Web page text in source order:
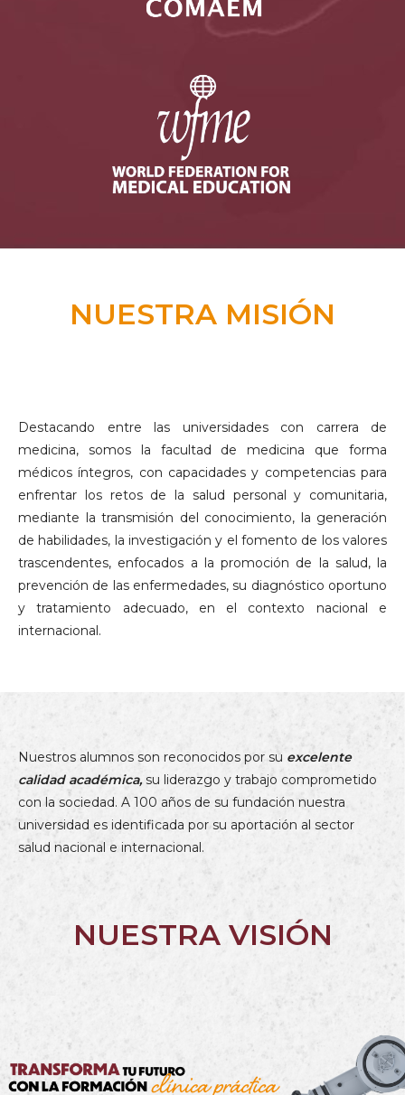
NUESTRA MISIÓN
Destacando entre las universidades con carrera de
medicina, somos la facultad de medicina que forma
médicos íntegros, con capacidades y competencias para
enfrentar los retos de la salud personal y comunitaria,
mediante la transmisión del conocimiento, la generación
de habilidades, la investigación y el fomento de los valores
trascendentes, enfocados a la promoción de la salud, la
prevención de las enfermedades, su diagnóstico oportuno
y tratamiento adecuado, en el contexto nacional e
internacional.
Nuestros alumnos son reconocidos por su excelente
calidad académica,su liderazgo y trabajo comprometido
con la sociedad. A 100 años de su fundación nuestra
universidad es identificada por su aportación al sector
salud nacional e internacional.
NUESTRA VISIÓN